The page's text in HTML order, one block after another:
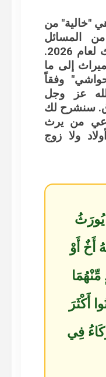
"خالية" من
المسائل
الحيوية في فقه المواريث لعام 2026.
إلى ما
وفقاً
عز وجل
سنشرح لك
من يرث
ولا زوج
أَوْ
فِي